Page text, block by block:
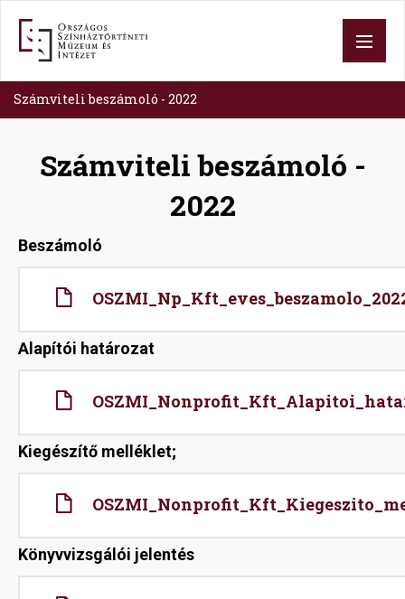
tartalomra
Számviteli beszámoló - 2022
Számviteli beszámoló -
2022
Beszámoló
Alapítói határozat
Kiegészítő melléklet;
Könyvvizsgálói jelentés